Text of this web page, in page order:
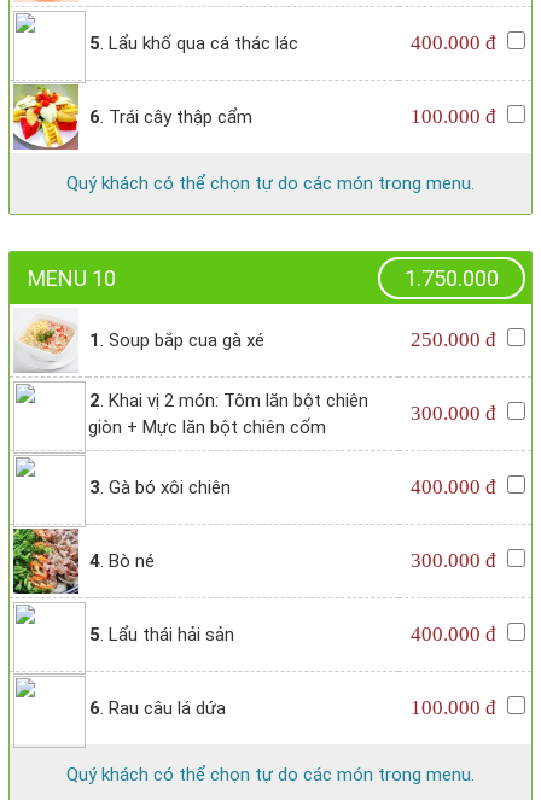
5. Lẩu khố qua cá thác lác 400.000 đ
6. Trái cây thập cẩm 100.000 đ
Quý khách có thể chọn tự do các món trong menu.
MENU 10 1.750.000
1. Soup bắp cua gà xé 250.000 đ
2. Khai vị 2 món: Tôm lăn bột chiên
giòn + Mực lăn bột chiên cốm
300.000 đ
3. Gà bó xôi chiên 400.000 đ
4. Bò né 300.000 đ
5. Lẩu thái hải sản 400.000 đ
6. Rau câu lá dứa 100.000 đ
Quý khách có thể chọn tự do các món trong menu.